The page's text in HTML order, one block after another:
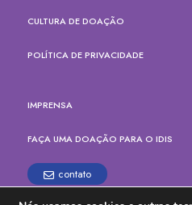
CULTURA DE DOAÇÃO
POLÍTICA DE PRIVACIDADE
IMPRENSA
FAÇA UMA DOAÇÃO PARA O IDIS
contato